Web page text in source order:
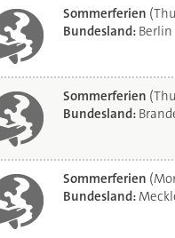
Sommerferien
Bundesland: Berlin
Sommerferien
Bundesland:
Sommerferien
Bundesland: